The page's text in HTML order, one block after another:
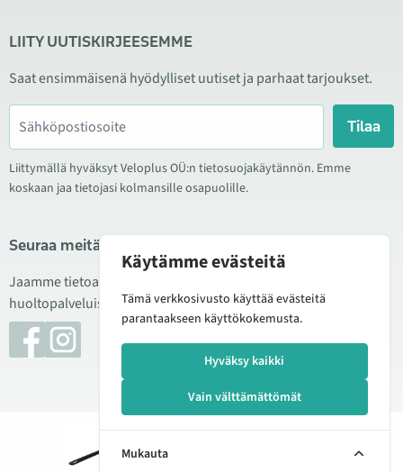
208,00 €
ostoskoriin
LIITY UUTISKIRJEESEMME
Saat ensimmäisenä hyödylliset uutiset ja parhaat tarjoukset.
Tilaa
Liittymällä hyväksyt Veloplus OÜ:n tietosuojakäytännön. Emme
koskaan jaa tietojasi kolmansille osapuolille.
Seuraa meitä sosiaalisessa mediassa
Jaamme tietoa hyvistä tarjouksista, uusista tuotteista ja
huoltopalveluista. Joskus julkaisemme myös tuote-esittelyjä.
Hallitse evästeitä
Käytämme evästeitä
Tämä verkkosivusto käyttää evästeitä
parantaakseen käyttökokemusta.
Hyväksy kaikki
Vain välttämättömät
Mukauta